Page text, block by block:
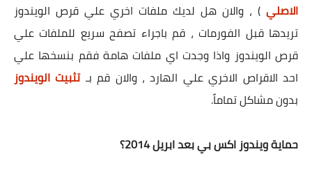
الاصلي ) ، والان هل لديك ملفات اخري علي قرص الويندوز
تريدها قبل الفورمات ، قم باجراء تصفح سريع للملفات علي
قرص الويندوز واذا وجدت اي ملفات هامة فقم بنسخها علي
احد الاقراص الاخري علي الهارد ، والان قم بـتثبيت الويندوز
بدون مشاكل تماماً.
حماية ويندوز اكس بي بعد ابريل 2014؟